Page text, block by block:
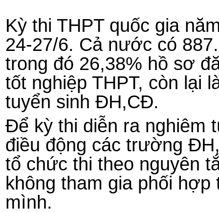
Kỳ thi THPT quốc gia
24-27/6. Cả nước có
trong đó 26,38% hồ sơ
tốt nghiệp THPT, còn lại
tuyển sinh ĐH,CĐ.
Để kỳ thi diễn ra nghiêm
điều động các trường
tổ chức thi theo nguyên
không tham gia phối
mình.